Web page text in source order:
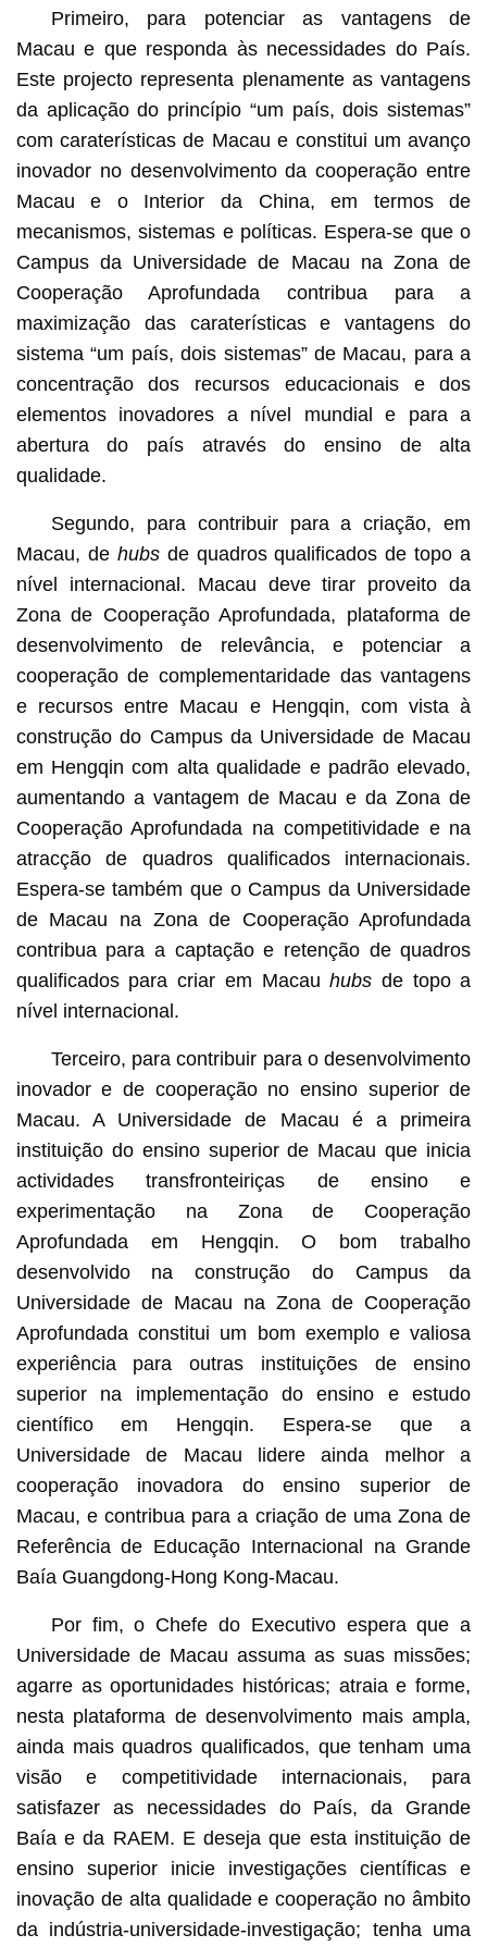
Primeiro, para potenciar as vantagens de
Macau e que responda às necessidades do País.
Este projecto representa plenamente as vantagens
da aplicação do princípio “um país, dois sistemas”
com caraterísticas de Macau e constitui um avanço
inovador no desenvolvimento da cooperação entre
Macau e o Interior da China, em termos de
mecanismos, sistemas e políticas. Espera-se que o
Campus da Universidade de Macau na Zona de
Cooperação Aprofundada contribua para a
maximização das caraterísticas e vantagens do
sistema “um país, dois sistemas” de Macau, para a
concentração dos recursos educacionais e dos
elementos inovadores a nível mundial e para a
abertura do país através do ensino de alta
qualidade.
Segundo, para contribuir para a criação, em
Macau, de hubsde quadros qualificados de topo a
nível internacional. Macau deve tirar proveito da
Zona de Cooperação Aprofundada, plataforma de
desenvolvimento de relevância, e potenciar a
cooperação de complementaridade das vantagens
e recursos entre Macau e Hengqin, com vista à
construção do Campus da Universidade de Macau
em Hengqin com alta qualidade e padrão elevado,
aumentando a vantagem de Macau e da Zona de
Cooperação Aprofundada na competitividade e na
atracção de quadros qualificados internacionais.
Espera-se também que o Campus da Universidade
de Macau na Zona de Cooperação Aprofundada
contribua para a captação e retenção de quadros
qualificados para criar em Macauhubs de topo a
nível internacional.
Terceiro, para contribuir para o desenvolvimento
inovador e de cooperação no ensino superior de
Macau. A Universidade de Macau é a primeira
instituição do ensino superior de Macau que inicia
actividades transfronteiriças de ensino e
experimentação na Zona de Cooperação
Aprofundada em Hengqin. O bom trabalho
desenvolvido na construção do Campus da
Universidade de Macau na Zona de Cooperação
Aprofundada constitui um bom exemplo e valiosa
experiência para outras instituições de ensino
superior na implementação do ensino e estudo
científico em Hengqin. Espera-se que a
Universidade de Macau lidere ainda melhor a
cooperação inovadora do ensino superior de
Macau, e contribua para a criação de uma Zona de
Referência de Educação Internacional na Grande
Baía Guangdong-Hong Kong-Macau.
Por fim, o Chefe do Executivo espera que a
Universidade de Macau assuma as suas missões;
agarre as oportunidades históricas; atraia e forme,
nesta plataforma de desenvolvimento mais ampla,
ainda mais quadros qualificados, que tenham uma
visão e competitividade internacionais, para
satisfazer as necessidades do País, da Grande
Baía e da RAEM. E deseja que esta instituição de
ensino superior inicie investigações científicas e
inovação de alta qualidade e cooperação no âmbito
da indústria-universidade-investigação; tenha uma